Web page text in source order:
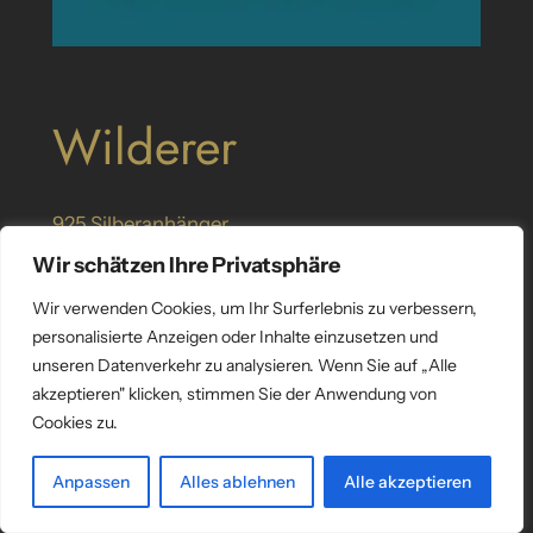
Wir schätzen Ihre Privatsphäre
Wir verwenden Cookies, um Ihr Surferlebnis zu verbessern,
personalisierte Anzeigen oder Inhalte einzusetzen und
unseren Datenverkehr zu analysieren. Wenn Sie auf „Alle
akzeptieren" klicken, stimmen Sie der Anwendung von
Cookies zu.
Anpassen Alles ablehnen Alle akzeptieren
Wilderer
925 Silberanhänger
SKU: S0300 Category:Jäger, Wilderer